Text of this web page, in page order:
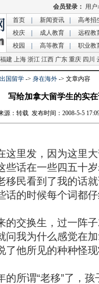
首页
新闻资讯
高考招
校庆
成人教育
远程教
校园
高等教育
职业教
福建 上海 浙江 江西 广东 重庆 四川
出国留学 -> 身在海外 -> 文章内容
写给加拿大留学生的实
源：转载 发布时间：2008-5-5
这里发，因为这里
些话在一些四五十
移民看到了我的话
话的时候每个词都
交换生，过一阵子
问我为什么感觉在
了他所见的种种怪
所谓“老移”了，孩